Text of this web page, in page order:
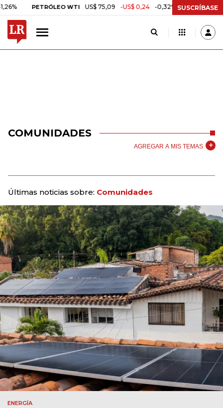
PETRÓLEO WTI US$ 75,09 -US$ 0,24 -0,32% CAFÉSUSCRÍBASE
COMUNIDADES
AGREGAR A MIS TEMAS
Últimas noticias sobre: Comunidades
ENERGÍA